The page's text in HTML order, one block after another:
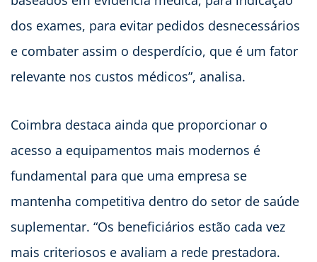
dos exames, para evitar pedidos desnecessários
e combater assim o desperdício, que é um fator
relevante nos custos médicos”, analisa.
Coimbra destaca ainda que proporcionar o
acesso a equipamentos mais modernos é
fundamental para que uma empresa se
mantenha competitiva dentro do setor de saúde
suplementar. “Os beneficiários estão cada vez
mais criteriosos e avaliam a rede prestadora.